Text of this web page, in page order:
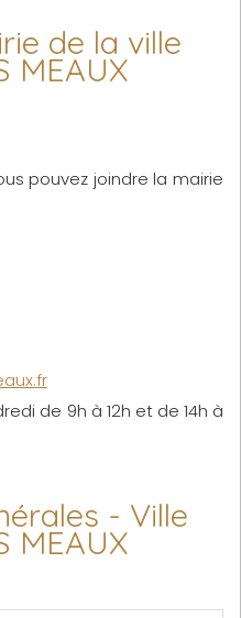
de la ville
MEAUX
pouvez joindre la mairie
de 9h à 12h et de 14h à
- Ville
MEAUX